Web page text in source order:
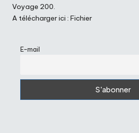
Voyage 200.
A télécharger ici : Fichier
E-mail